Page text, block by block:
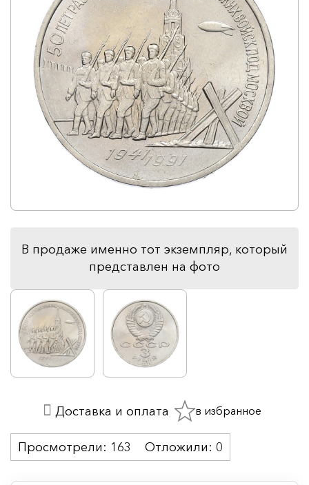
В продаже именно тот экземпляр, который
представлен на фото
Просмотрели: 163 Отложили: 0
Доставка и оплата в избранное